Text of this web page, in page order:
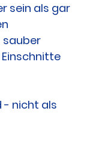
sein als gar
sauber
- nicht als